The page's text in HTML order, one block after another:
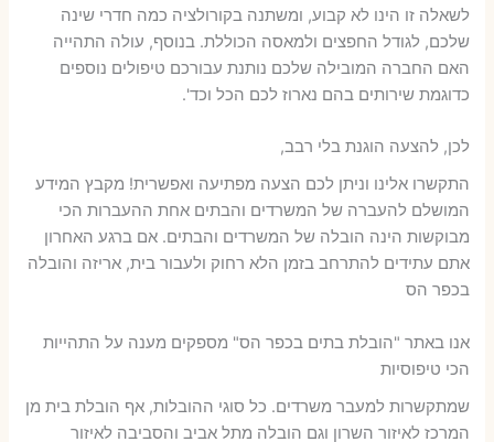
לשאלה זו הינו לא קבוע, ומשתנה בקורולציה כמה חדרי שינה
שלכם, לגודל החפצים ולמאסה הכוללת. בנוסף, עולה התהייה
האם החברה המובילה שלכם נותנת עבורכם טיפולים נוספים
כדוגמת שירותים בהם נארוז לכם הכל וכד'.
לכן, להצעה הוגנת בלי רבב,
התקשרו אלינו וניתן לכם הצעה מפתיעה ואפשרית! מקבץ המידע
המושלם להעברה של המשרדים והבתים אחת ההעברות הכי
מבוקשות הינה הובלה של המשרדים והבתים. אם ברגע האחרון
אתם עתידים להתרחב בזמן הלא רחוק ולעבור בית, אריזה והובלה
בכפר הס
אנו באתר "הובלת בתים בכפר הס" מספקים מענה על התהייות
הכי טיפוסיות
שמתקשרות למעבר משרדים. כל סוגי ההובלות, אף הובלת בית מן
המרכז לאיזור השרון וגם הובלה מתל אביב והסביבה לאיזור